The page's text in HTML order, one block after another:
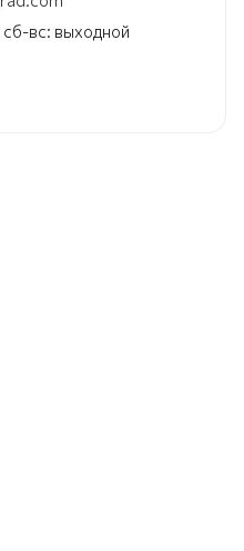
вс: выходной